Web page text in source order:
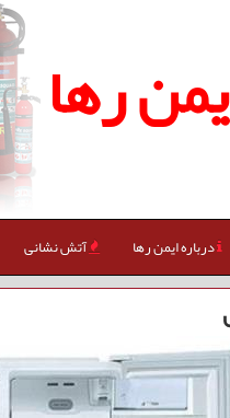
رها
درباره ایمن رها آتش نشانی